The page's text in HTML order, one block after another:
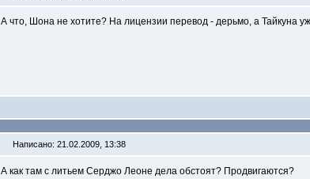
А что, Шона не хотите? На лицензии перевод - дерьмо, а Тайкуна
Написано: 21.02.2009, 13:38
А как там с литьем Серджо Леоне дела обстоят? Продвигаются?